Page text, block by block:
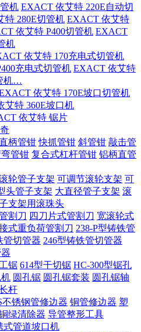
机 EXACT 依艾特 220E自动切
特 280E切管机 EXACT 依艾特
依艾特 P400切管机 EXACT
机
依艾特 170充电式切管机
充电式切管机 EXACT 依艾特
机…
依艾特 170E坡口切管机
艾特 360E坡口机
依艾特 锯片
柄管钳 快抓管钳 斜管钳 敲击管
管钳 复合式杠杆管钳 铝柄直管
轮管子支架 可调节滚轮支架 可
头管子支架 大直径管子支架 滚
支架用滚珠头
割刀 四刀片式管割刀 宽滚轮式
式重负荷管割刀 238-P型铸铁管
管切管器 246型铸铁管切管器
锯 614型干切锯 HC-300型锯孔
圆孔锯 圆孔锯套装 圆孔锯轴
杆
不锈钢管修边器 铜管修边器 塑
绿清除器 导管整形工具
式管道坡口机